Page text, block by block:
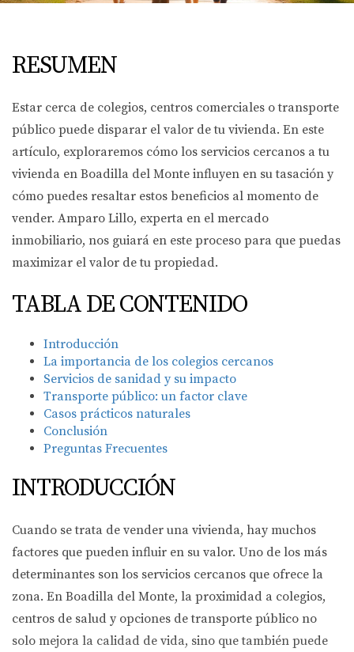
RESUMEN
Estar cerca de colegios, centros comerciales o transporte
público puede disparar el valor de tu vivienda. En este
artículo, exploraremos cómo los servicios cercanos a tu
vivienda en Boadilla del Monte influyen en su tasación y
cómo puedes resaltar estos beneficios al momento de
vender. Amparo Lillo, experta en el mercado
inmobiliario, nos guiará en este proceso para que puedas
maximizar el valor de tu propiedad.
TABLA DE CONTENIDO
Introducción
La importancia de los colegios cercanos
Servicios de sanidad y su impacto
Transporte público: un factor clave
Casos prácticos naturales
Conclusión
Preguntas Frecuentes
INTRODUCCIÓN
Cuando se trata de vender una vivienda, hay muchos
factores que pueden influir en su valor. Uno de los más
determinantes son los servicios cercanos que ofrece la
zona. En Boadilla del Monte, la proximidad a colegios,
centros de salud y opciones de transporte público no
solo mejora la calidad de vida, sino que también puede